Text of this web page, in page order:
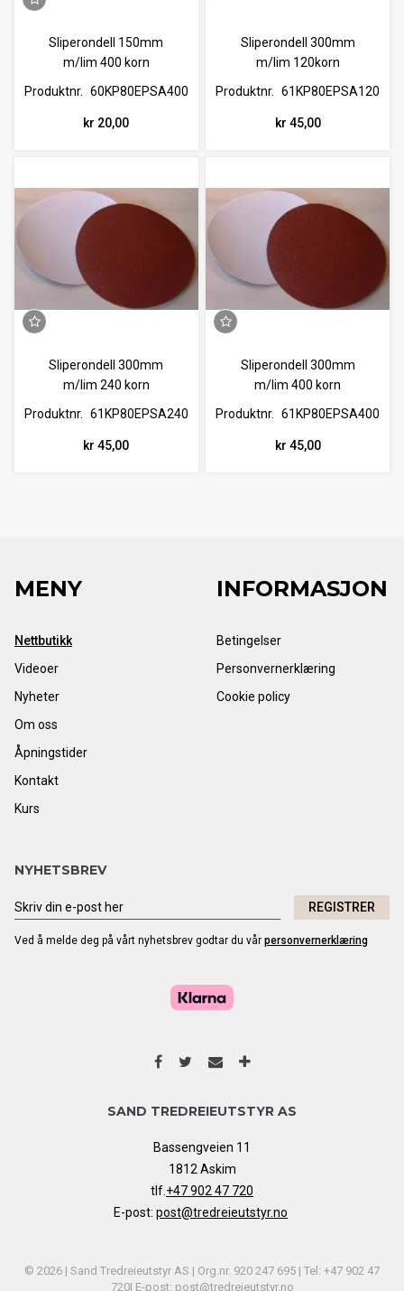
Sliperondell 150mm
m/lim 400 korn
Produktnr.
60KP80EPSA400
kr 20,00
Sliperondell 300mm
m/lim 120korn
Produktnr.
61KP80EPSA120
kr 45,00
Sliperondell 300mm
m/lim 240 korn
Produktnr.
61KP80EPSA240
kr 45,00
Sliperondell 300mm
m/lim 400 korn
Produktnr.
61KP80EPSA400
kr 45,00
MENY
Nettbutikk
Videoer
Nyheter
Om oss
Åpningstider
Kontakt
Kurs
INFORMASJON
Betingelser
Personvernerklæring
Cookie policy
NYHETSBREV
REGISTRER
Ved å melde deg på vårt nyhetsbrev godtar du vår personvernerklæring
SAND TREDREIEUTSTYR AS
Bassengveien 11
1812 Askim
tlf. +47 902 47 720
E-post: post@tredreieutstyr.no
© 2026 | Sand Tredreieutstyr AS | Org.nr. 920 247 695 | Tel: +47 902 47
720| E-post: post@tredreieutstyr.no